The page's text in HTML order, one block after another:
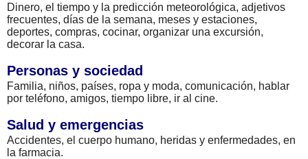
Dinero, el tiempo y la predicción meteorológica, adjetivos
frecuentes, días de la semana, meses y estaciones,
deportes, compras, cocinar, organizar una excursión,
decorar la casa.
Personas y sociedad
Familia, niños, países, ropa y moda, comunicación, hablar
por teléfono, amigos, tiempo libre, ir al cine.
Salud y emergencias
Accidentes, el cuerpo humano, heridas y enfermedades, en
la farmacia.